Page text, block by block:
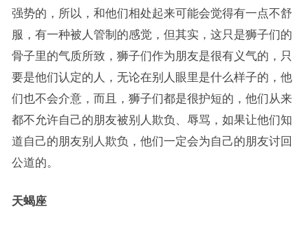
强势的，所以，和他们相处起来可能会觉得有一点不舒
服，有一种被人管制的感觉，但其实，这只是狮子们的
骨子里的气质所致，狮子们作为朋友是很有义气的，只
要是他们认定的人，无论在别人眼里是什么样子的，他
们也不会介意，而且，狮子们都是很护短的，他们从来
都不允许自己的朋友被别人欺负、辱骂，如果让他们知
道自己的朋友别人欺负，他们一定会为自己的朋友讨回
公道的。
天蝎座